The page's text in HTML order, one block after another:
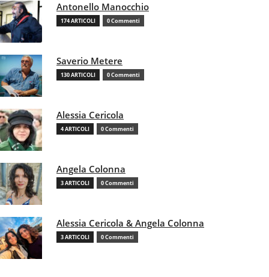
Antonello Manocchio
174 ARTICOLI 0 Commenti
Saverio Metere
130 ARTICOLI 0 Commenti
Alessia Cericola
4 ARTICOLI 0 Commenti
Angela Colonna
3 ARTICOLI 0 Commenti
Alessia Cericola & Angela Colonna
3 ARTICOLI 0 Commenti